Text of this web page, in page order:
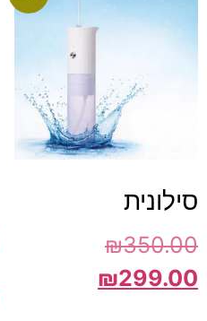
סילונית
₪350.00
₪299.00